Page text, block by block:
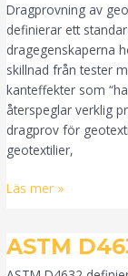
Dragprovning av
definierar ett
dragegenskaperna
skillnad från tester
kanteffekter som
återspeglar verklig
dragprov för
geotextilier,
Läs mer »
ASTM
ASTM